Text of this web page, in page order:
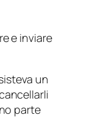
e inviare
un
parte